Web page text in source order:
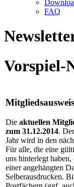
FAQ
Vorspiel-
Die aktuellen
zum 31.12.2014.
Jahr wird in den
Für alle, die eine
uns hinterlegt
einer angehängten
Selberausdrucken.